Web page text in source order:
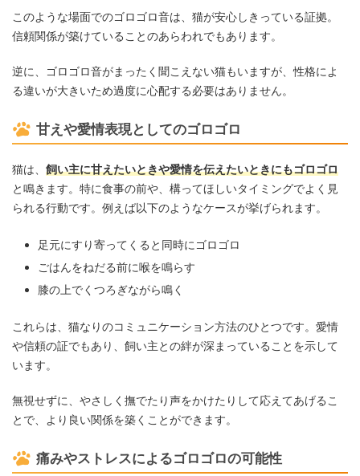
このような場面でのゴロゴロ音は、猫が安心しきっている証拠。
信頼関係が築けていることのあらわれでもあります。
逆に、ゴロゴロ音がまったく聞こえない猫もいますが、性格によ
る違いが大きいため過度に心配する必要はありません。
甘えや愛情表現としてのゴロゴロ
猫は、 飼い主に甘えたいときや愛情を伝えたいときにもゴロゴロ
と鳴きます。特に食事の前や、構ってほしいタイミングでよく見
られる行動です。例えば以下のようなケースが挙げられます。
足元にすり寄ってくると同時にゴロゴロ
ごはんをねだる前に喉を鳴らす
膝の上でくつろぎながら鳴く
これらは、猫なりのコミュニケーション方法のひとつです。愛情
や信頼の証でもあり、飼い主との絆が深まっていることを示して
います。
無視せずに、やさしく撫でたり声をかけたりして応えてあげるこ
とで、より良い関係を築くことができます。
痛みやストレスによるゴロゴロの可能性